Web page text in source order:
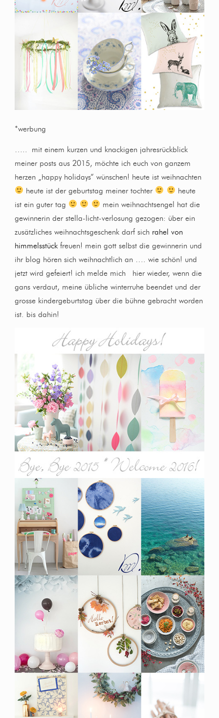
*werbung
….. mit einem kurzen und knackigen jahresrückblick
meiner posts aus 2015, möchte ich euch von ganzem
herzen „happy holidays“ wünschen! heute ist weihnachten
heute ist der geburtstag meiner tochter
heute
ist ein guter tag
mein weihnachtsengel hat die
gewinnerin der stella-licht-verlosung gezogen: über ein
zusätzliches weihnachtsgeschenk darf sich rahel von
himmelsstück freuen! mein gott selbst die gewinnerin und
ihr blog hören sich weihnachtlich an …. wie schön! und
jetzt wird gefeiert! ich melde mich hier wieder, wenn die
gans verdaut, meine übliche winterruhe beendet und der
grosse kindergeburtstag über die bühne gebracht worden
ist. bis dahin!